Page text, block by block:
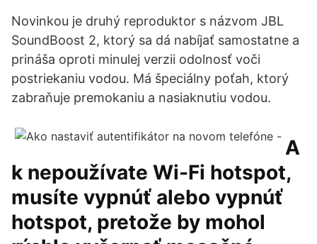
Novinkou je druhý reproduktor s názvom JBL
SoundBoost 2, ktorý sa dá nabíjať samostatne a
prináša oproti minulej verzii odolnosť voči
postriekaniu vodou. Má špeciálny poťah, ktorý
zabraňuje premokaniu a nasiaknutiu vodou.
A
k nepoužívate Wi-Fi hotspot,
musíte vypnúť alebo vypnúť
hotspot, pretože by mohol